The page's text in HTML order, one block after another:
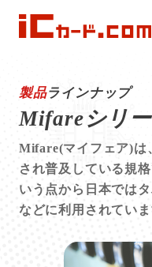
社
ICカード印刷
NFC について
ICカードの利⽤⽤途
ICカード製品 / サ
製品ラインナップ
Mifareシリ
Mifare(マイフェア)は
され普及している規
いう点から日本では
などに利用されていま